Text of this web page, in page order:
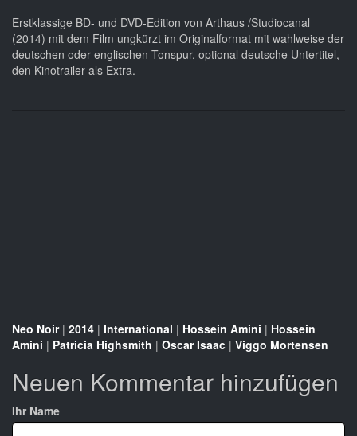
Erstklassige BD- und DVD-Edition von Arthaus /Studiocanal
(2014) mit dem Film ungkürzt im Originalformat mit wahlweise der
deutschen oder englischen Tonspur, optional deutsche Untertitel,
den Kinotrailer als Extra.
Neo Noir| 2014 | International | Hossein Amini | Hossein
Amini | Patricia Highsmith | Oscar Isaac | Viggo Mortensen
Neuen Kommentar hinzufügen
Ihr Name